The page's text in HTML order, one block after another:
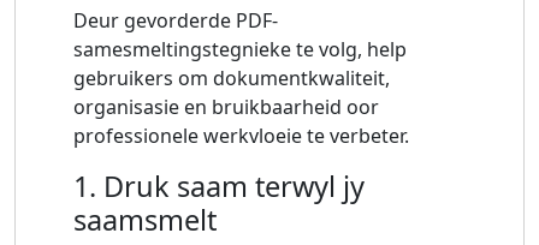
Deur gevorderde PDF-
samesmeltingstegnieke te volg, help
gebruikers om dokumentkwaliteit,
organisasie en bruikbaarheid oor
professionele werkvloeie te verbeter.
1. Druk saam terwyl jy
saamsmelt